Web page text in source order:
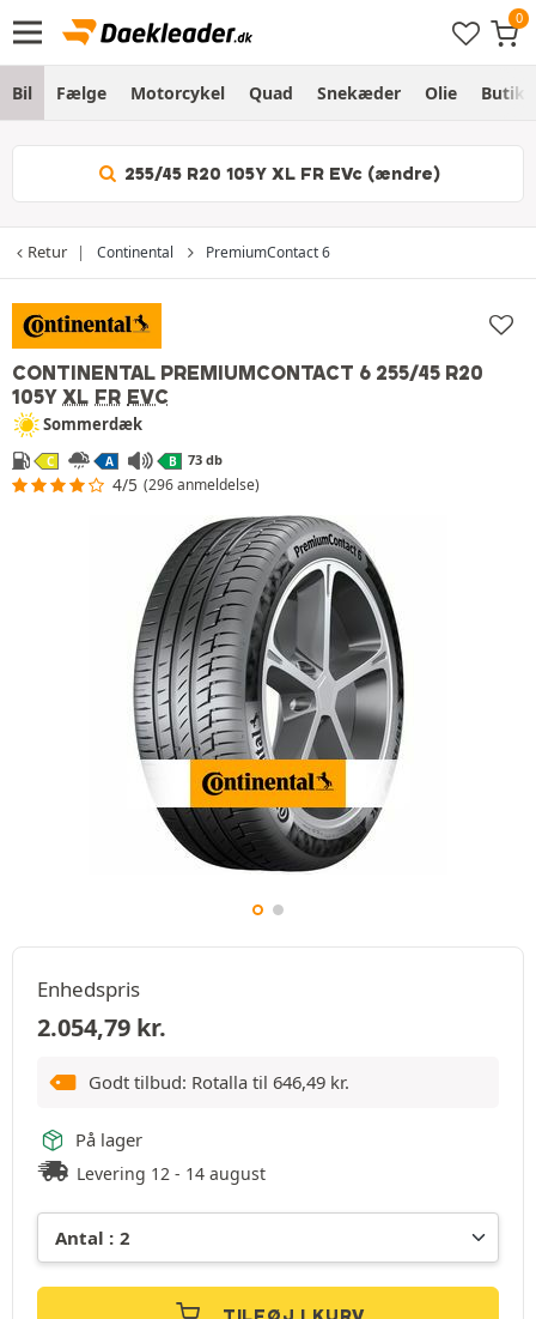
Bil Fælge Motorcykel Quad Snekæder Olie Butik
255/45 R20 105Y XL FR EVc (ændre)
Retur Continental PremiumContact 6
CONTINENTAL PREMIUMCONTACT 6 255/45 R20
105Y XL FR EVC
Sommerdæk
C A B 73 db
4/5 (296 anmeldelse)
Enhedspris
2.054,79 kr.
Godt tilbud: Rotalla til 646,49 kr.
På lager
Levering 12 - 14 august